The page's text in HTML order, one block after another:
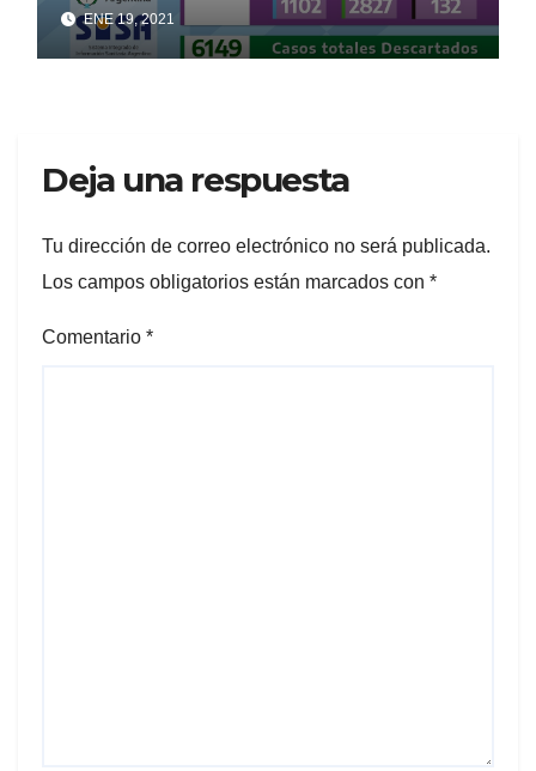
ENE 19, 2021
Deja una respuesta
Tu dirección de correo electrónico no será publicada.
Los campos obligatorios están marcados con *
Comentario *